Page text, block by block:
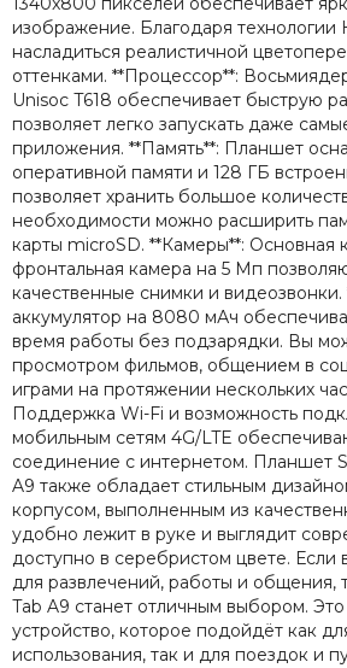
изображение. Благодаря технологии
насладиться реалистичной
оттенками. **Процессор**:
Unisoc T618 обеспечивает быструю
позволяет легко запускать даже
приложения. **Память**: Планшет
оперативной памяти и 128 ГБ
позволяет хранить большое
необходимости можно расширить
карты microSD. **Камеры**: Основная
фронтальная камера на 5 Мп
качественные снимки и видеозвонки.
аккумулятор на 8080 мАч
время работы без подзарядки. Вы
просмотром фильмов, общением в
играми на протяжении нескольких
Поддержка Wi-Fi и возможность
мобильным сетям 4G/LTE
соединение с интернетом. Планшет
A9 также обладает стильным
корпусом, выполненным из
удобно лежит в руке и выглядит
доступно в серебристом цвете.
для развлечений, работы и общения,
Tab A9 станет отличным выбором.
устройство, которое подойдёт как
использования, так и для поездок и